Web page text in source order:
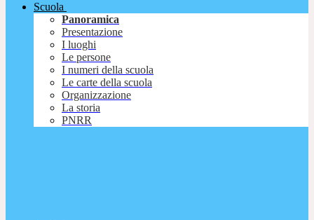
Scuola
Panoramica
Presentazione
I luoghi
Le persone
I numeri della scuola
Le carte della scuola
Organizzazione
La storia
PNRR